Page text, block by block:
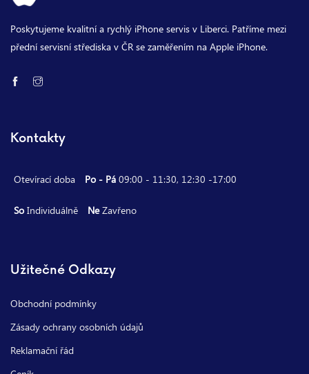
Poskytujeme kvalitní a rychlý iPhone servis v Liberci. Patříme mezi
přední servisní střediska v ČR se zaměřením na Apple iPhone.
Kontakty
Otevírací doba Po - Pá 09:00 - 11:30, 12:30 -17:00
So Individuálně NeZavřeno
Užitečné Odkazy
Obchodní podmínky
Zásady ochrany osobních údajů
Reklamační řád